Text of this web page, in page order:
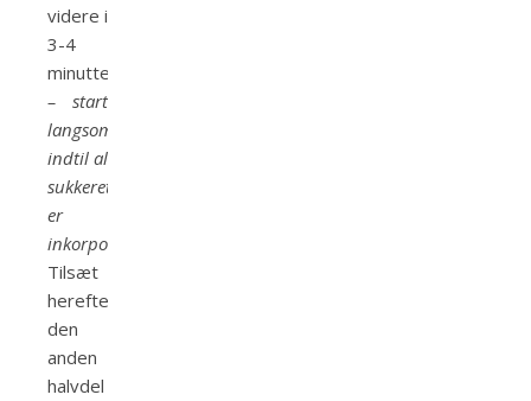
videre i
3-4
minutter
– start
langsomt
indtil al
sukkeret
er
inkorporeret
Tilsæt
herefter
den
anden
halvdel